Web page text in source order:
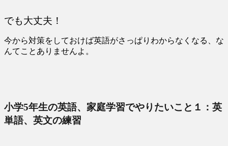
でも大丈夫！
今から対策をしておけば英語がさっぱりわからなくなる、な
んてことありませんよ。
小学5年生の英語、家庭学習でやりたいこと１：英
単語、英文の練習